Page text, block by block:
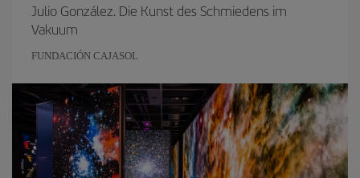
Julio González. Die Kunst des Schmiedens im
Vakuum
FUNDACIÓN CAJASOL